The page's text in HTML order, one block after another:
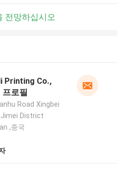
전망하십시오
Printing Co.,
로필
Road Xingbei
District
,중국